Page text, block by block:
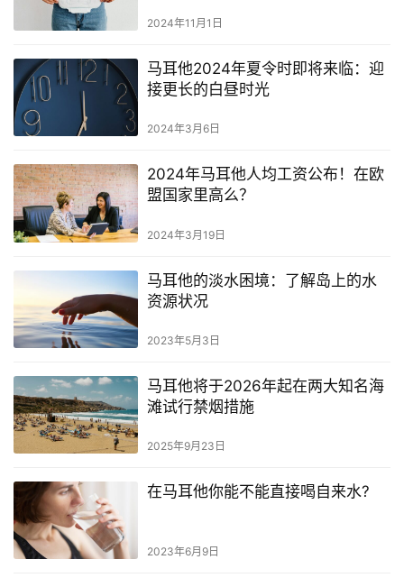
页
旅
游
略
生
活
指
马
他
移
民
学
教
育
2024年11月1日
马耳他2024年夏令时即将来临：迎
接更长的白昼时光
2024年3月6日
2024年马耳他人均工资公布！在欧
盟国家里高么？
2024年3月19日
马耳他的淡水困境：了解岛上的水
资源状况
2023年5月3日
马耳他将于2026年起在两大知名海
滩试行禁烟措施
2025年9月23日
在马耳他你能不能直接喝自来水?
2023年6月9日